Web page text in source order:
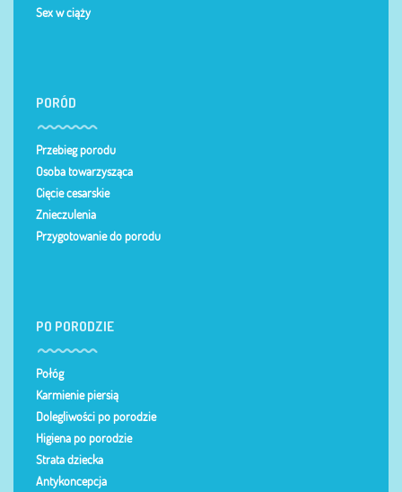
Sex w ciąży
PORÓD
Przebieg porodu
Osoba towarzysząca
Cięcie cesarskie
Znieczulenia
Przygotowanie do porodu
PO PORODZIE
Połóg
Karmienie piersią
Dolegliwości po porodzie
Higiena po porodzie
Strata dziecka
Antykoncepcja